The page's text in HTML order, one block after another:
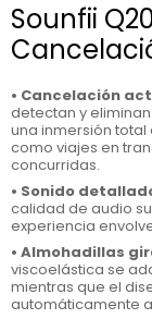
Sounfii
• Cancelación
detectan y
una inmersión total
como viajes en
concurridas.
• Sonido
calidad de audio
experiencia
• Almohadillas
viscoelástica se
mientras que el
automáticamente